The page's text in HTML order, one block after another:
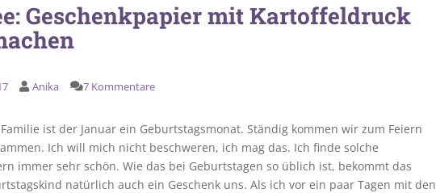
Geschenkpapier mit Kartoffeldruck
Anika 7 Kommentare
ist der Januar ein Geburtstagsmonat. Ständig kommen wir zum Feiern
Ich will mich nicht beschweren, ich mag das. Ich finde solche
immer sehr schön. Wie das bei Geburtstagen so üblich ist, bekommt das
natürlich auch ein Geschenk uns. Als ich vor ein paar Tagen mit den